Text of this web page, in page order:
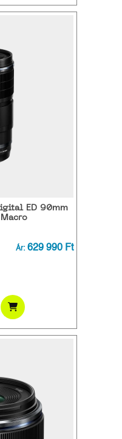
ED 90mm
Ár: 629 990 Ft